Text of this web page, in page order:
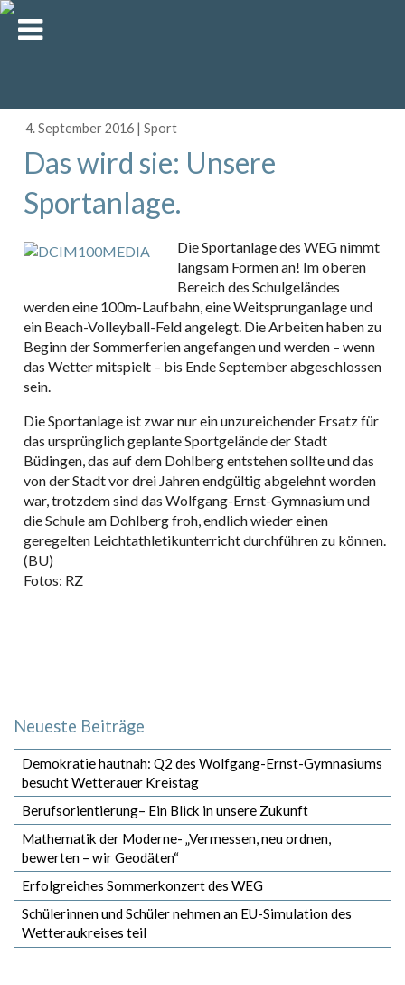
4. September 2016 |Sport
Das wird sie: Unsere
Sportanlage.
Die Sportanlage des WEG nimmt
langsam Formen an! Im oberen
Bereich des Schulgeländes
werden eine 100m-Laufbahn, eine Weitsprunganlage und
ein Beach-Volleyball-Feld angelegt. Die Arbeiten haben zu
Beginn der Sommerferien angefangen und werden – wenn
das Wetter mitspielt – bis Ende September abgeschlossen
sein.
Die Sportanlage ist zwar nur ein unzureichender Ersatz für
das ursprünglich geplante Sportgelände der Stadt
Büdingen, das auf dem Dohlberg entstehen sollte und das
von der Stadt vor drei Jahren endgültig abgelehnt worden
war, trotzdem sind das Wolfgang-Ernst-Gymnasium und
die Schule am Dohlberg froh, endlich wieder einen
geregelten Leichtathletikunterricht durchführen zu können.
(BU)
Fotos: RZ
Neueste Beiträge
Demokratie hautnah: Q2 des Wolfgang-Ernst-Gymnasiums
besucht Wetterauer Kreistag
Berufsorientierung– Ein Blick in unsere Zukunft
Mathematik der Moderne- „Vermessen, neu ordnen,
bewerten – wir Geodäten“
Erfolgreiches Sommerkonzert des WEG
Schülerinnen und Schüler nehmen an EU-Simulation des
Wetteraukreises teil